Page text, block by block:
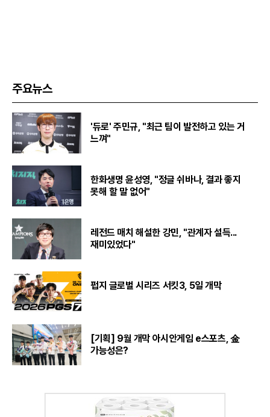
주요뉴스
'듀로' 주민규, "최근 팀이 발전하고 있는 거
느껴"
한화생명 윤성영, "정글 쉬바나, 결과 좋지
못해 할 말 없어"
레전드 매치 해설한 강민, "관계자 설득...
재미있었다"
펍지 글로벌 시리즈 서킷3, 5일 개막
[기획] 9월 개막 아시안게임 e스포츠, 金
가능성은?